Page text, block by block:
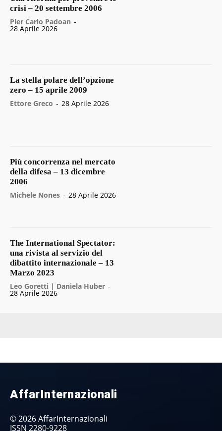
crisi – 20 settembre 2006
Pier Carlo Padoan -
28 Aprile 2026
La stella polare dell’opzione
zero – 15 aprile 2009
Ettore Greco - 28 Aprile 2026
Più concorrenza nel mercato
della difesa – 13 dicembre
2006
Michele Nones - 28 Aprile 2026
The International Spectator:
una rivista al servizio del
dibattito internazionale – 13
Marzo 2023
Leo Goretti | Daniela Huber -
28 Aprile 2026
AffarInternazionali
© 2026 AffarInternazionali
ISSN 2280-9228